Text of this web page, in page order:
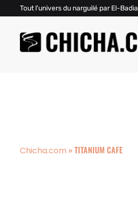
Tout l'univers du narguilé par El-Badia
Chicha.com »TITANIUM CAFE